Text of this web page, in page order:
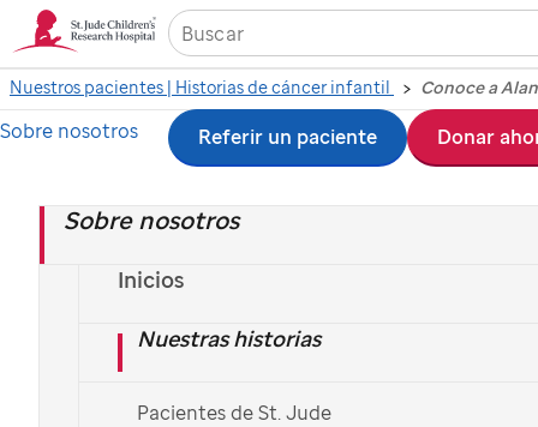
Ir
contenido
principal
Sobre nosotros
Inicios
Nuestras historias
Pacientes de St. Jude
Sobre nosotros Referir un paciente Donar
Nuestros pacientes | Historias de cáncer infantil Conoce a